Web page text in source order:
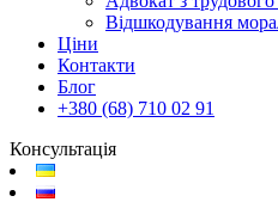
Відшкодування
Ціни
Контакти
Блог
+380 (68) 710 02 91
Консультація